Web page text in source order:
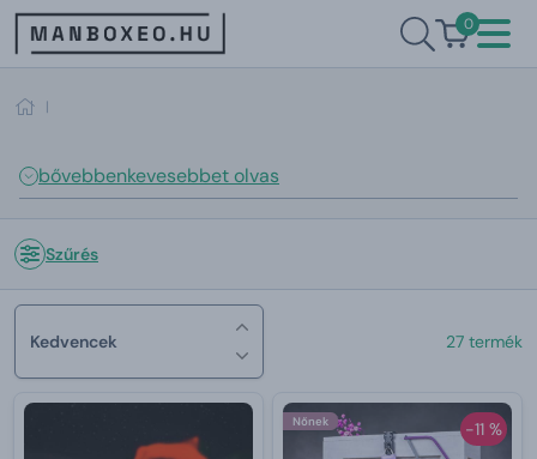
0
|
bővebbenkevesebbet olvas
Szűrés
Kedvencek 27 termék
-11 %
Nőnek